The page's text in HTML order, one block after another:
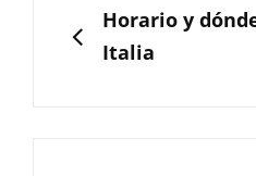
entradas
ANTERIOR
Horario y
Italia